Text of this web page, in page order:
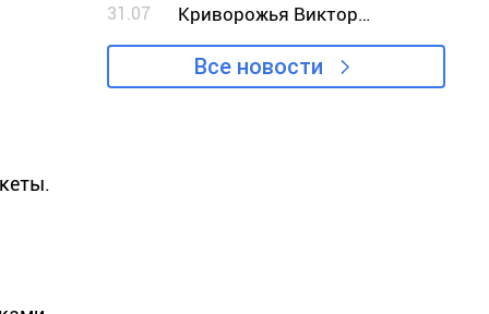
31.07
Криворожья Виктор
Кашлевский
Все новости